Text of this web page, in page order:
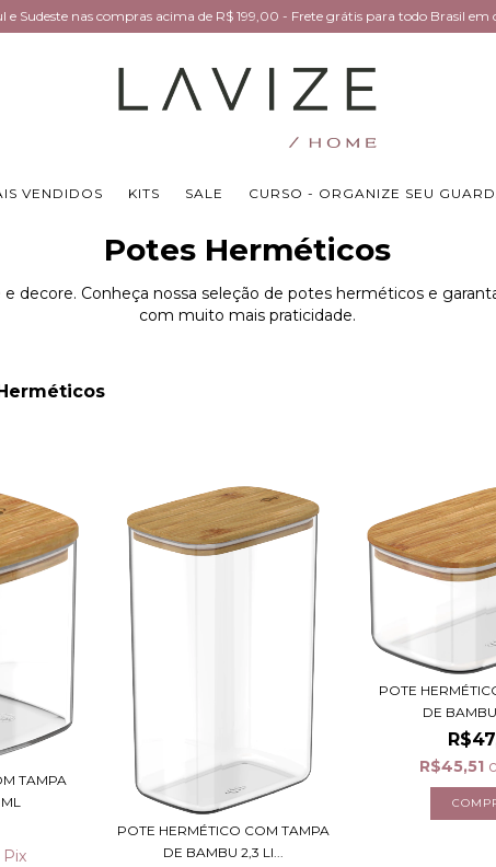
e Sudeste nas compras acima de R$ 199,00 - Frete grátis para todo Brasil
VENDIDOS KITS SALE CURSO - ORGANIZE SEU
Potes Herméticos
e decore. Conheça nossa seleção de potes herméticos e
com muito mais praticidade.
TAMPA
Pix
POTE HERMÉTICO COM TAMPA
DE BAMBU 2,3 LI...
POTE
DE
R$45,51